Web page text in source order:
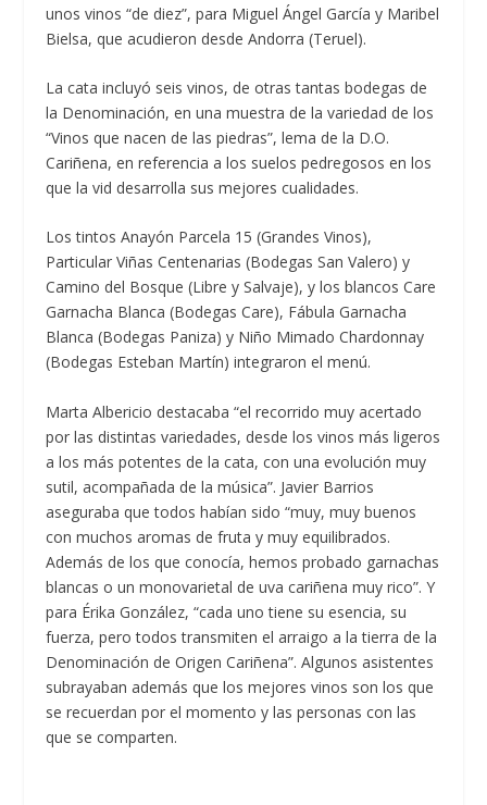
unos vinos “de diez”, para Miguel Ángel García y Maribel
Bielsa, que acudieron desde Andorra (Teruel).
La cata incluyó seis vinos, de otras tantas bodegas de
la Denominación, en una muestra de la variedad de los
“Vinos que nacen de las piedras”, lema de la D.O.
Cariñena, en referencia a los suelos pedregosos en los
que la vid desarrolla sus mejores cualidades.
Los tintos Anayón Parcela 15 (Grandes Vinos),
Particular Viñas Centenarias (Bodegas San Valero) y
Camino del Bosque (Libre y Salvaje), y los blancos Care
Garnacha Blanca (Bodegas Care), Fábula Garnacha
Blanca (Bodegas Paniza) y Niño Mimado Chardonnay
(Bodegas Esteban Martín) integraron el menú.
Marta Albericio destacaba “el recorrido muy acertado
por las distintas variedades, desde los vinos más ligeros
a los más potentes de la cata, con una evolución muy
sutil, acompañada de la música”. Javier Barrios
aseguraba que todos habían sido “muy, muy buenos
con muchos aromas de fruta y muy equilibrados.
Además de los que conocía, hemos probado garnachas
blancas o un monovarietal de uva cariñena muy rico”. Y
para Érika González, “cada uno tiene su esencia, su
fuerza, pero todos transmiten el arraigo a la tierra de la
Denominación de Origen Cariñena”. Algunos asistentes
subrayaban además que los mejores vinos son los que
se recuerdan por el momento y las personas con las
que se comparten.